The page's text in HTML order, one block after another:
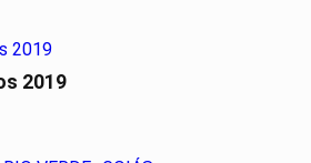
2019